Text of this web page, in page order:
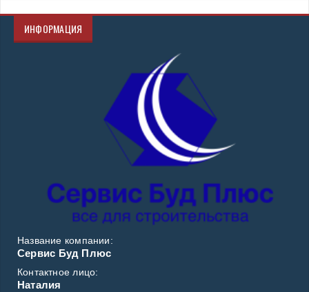
ИНФОРМАЦИЯ
Название компании:
Сервис Буд Плюс
Контактное лицо:
Наталия